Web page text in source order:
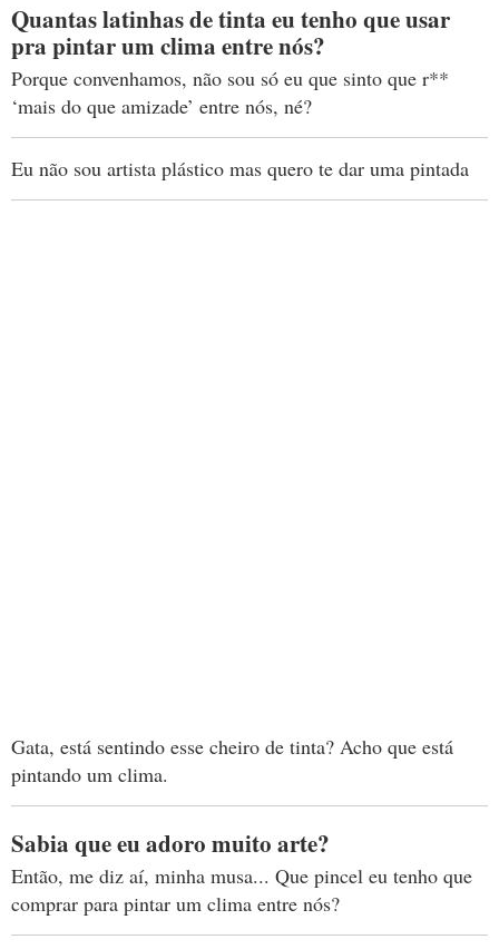
Quantas latinhas de tinta eu tenho que usar
pra pintar um clima entre nós?
Porque convenhamos, não sou só eu que sinto que r**
‘mais do que amizade’ entre nós, né?
Eu não sou artista plástico mas quero te dar uma pintada
Gata, está sentindo esse cheiro de tinta? Acho que está
pintando um clima.
Sabia que eu adoro muito arte?
Então, me diz aí, minha musa... Que pincel eu tenho que
comprar para pintar um clima entre nós?